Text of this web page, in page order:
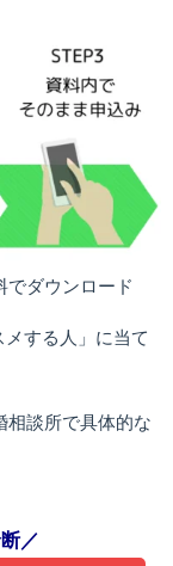
でダウンロード
メする人」に当て
相談所で具体的な
／